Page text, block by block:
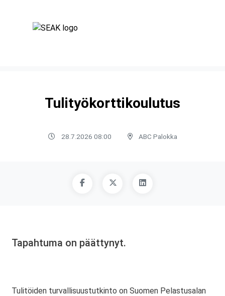
Tulityökorttikoulutus
28.7.2026 08:00 ABC Palokka
Tapahtuma on päättynyt.
Tulitöiden turvallisuustutkinto on Suomen Pelastusalan